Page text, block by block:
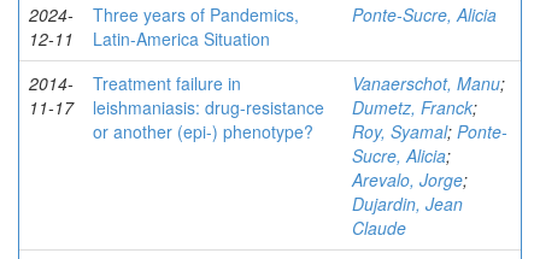
2024-
12-11
Three years of Pandemics,
Latin-America Situation
Ponte-Sucre, Alicia
2014-
11-17
Treatment failure in
leishmaniasis: drug-resistance
or another (epi-) phenotype?
Vanaerschot, Manu;
Dumetz, Franck;
Roy, Syamal; Ponte-
Sucre, Alicia;
Arevalo, Jorge;
Dujardin, Jean
Claude